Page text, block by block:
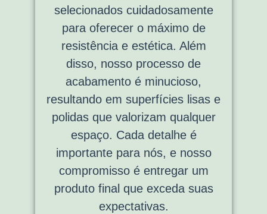
selecionados cuidadosamente
para oferecer o máximo de
resistência e estética. Além
disso, nosso processo de
acabamento é minucioso,
resultando em superfícies lisas e
polidas que valorizam qualquer
espaço. Cada detalhe é
importante para nós, e nosso
compromisso é entregar um
produto final que exceda suas
expectativas.